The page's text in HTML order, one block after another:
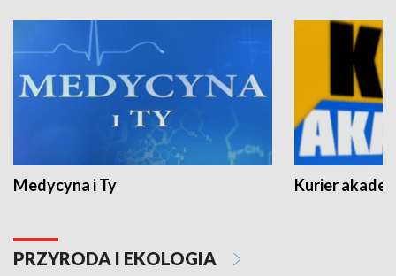
Medycyna i Ty Kurier
PRZYRODA I EKOLOGIA